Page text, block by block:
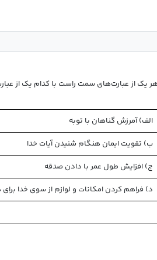
هر یک از عبارت‌های سمت راست با کدام یک از عبارت‌های سمت چپ بیشتر ارتباط دارد؟ (در ستون چپ، یک مورد اضافی است.) (1)
الف) آمرزش گناهان با توبه
ب) تقویت ایمان هنگام شنیدن آیات خدا
ج) افزایش طول عمر با دادن صدقه
د) فراهم کردن امکانات و لوازم از سوی خدا برای